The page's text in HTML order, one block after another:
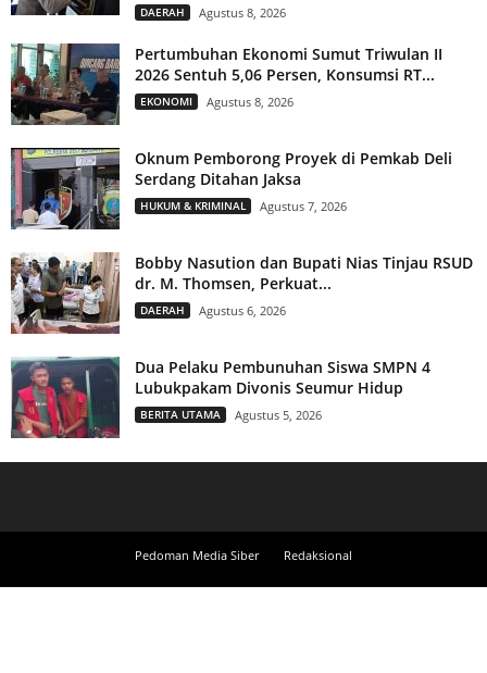
DAERAH Agustus 8, 2026
Pertumbuhan Ekonomi Sumut Triwulan II
2026 Sentuh 5,06 Persen, Konsumsi RT...
EKONOMI Agustus 8, 2026
Oknum Pemborong Proyek di Pemkab Deli
Serdang Ditahan Jaksa
HUKUM & KRIMINAL Agustus 7, 2026
Bobby Nasution dan Bupati Nias Tinjau RSUD
dr. M. Thomsen, Perkuat...
DAERAH Agustus 6, 2026
Dua Pelaku Pembunuhan Siswa SMPN 4
Lubukpakam Divonis Seumur Hidup
BERITA UTAMA Agustus 5, 2026
Pedoman Media Siber Redaksional